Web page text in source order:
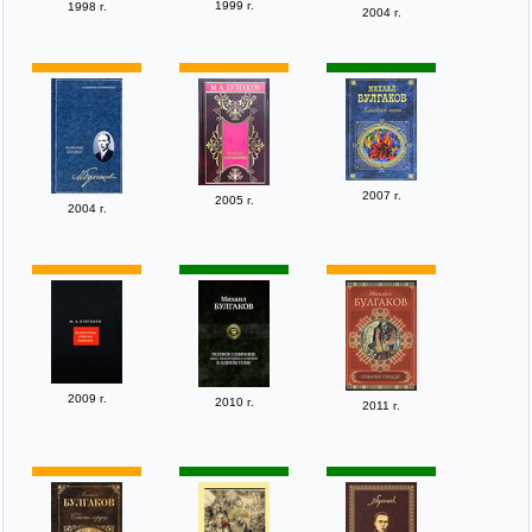
1998 г. 1999 г.
2004 г.
2004 г.
2005 г. 2007 г.
2009 г. 2010 г. 2011 г.